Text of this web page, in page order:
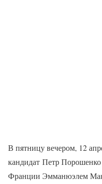
В пятницу вечером, 12
кандидат Петр Порошенко
Франции Эмманюэлем